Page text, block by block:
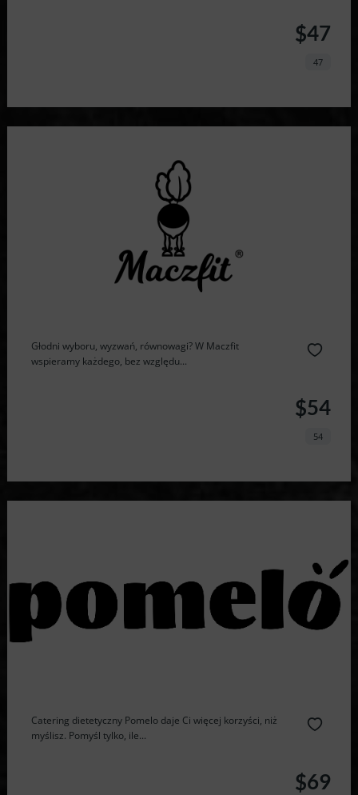
$47
47
Głodni wyboru, wyzwań, równowagi? W Maczfit
wspieramy każdego, bez względu...
$54
54
Catering dietetyczny Pomelo daje Ci więcej korzyści, niż
myślisz. Pomyśl tylko, ile...
$69